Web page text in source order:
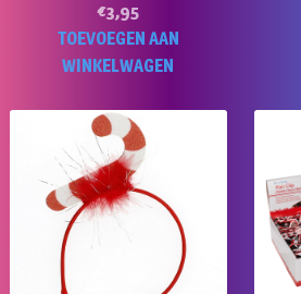
€3,95
TOEVOEGEN AAN
WINKELWAGEN